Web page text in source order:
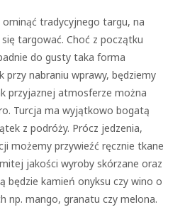
tradycyjnego targu, na
targować. Choć z początku
do gusty taka forma
przy nabraniu wprawy, będziemy
przyjaznej atmosferze można
Turcja ma wyjątkowo bogatą
z podróży. Prócz jedzenia,
możemy przywieźć ręcznie tkane
jakości wyroby skórzane oraz
będzie kamień onyksu czy wino o
np. mango, granatu czy melona.